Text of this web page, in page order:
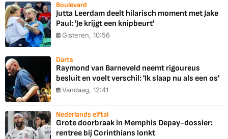
Boulevard
Jutta Leerdam deelt hilarisch moment met Jake
Paul: 'Je krijgt een knipbeurt'
Gisteren, 10:56
Darts
Raymond van Barneveld neemt rigoureus
besluit en voelt verschil: 'Ik slaap nu als een os'
Vandaag, 12:41
Nederlands elftal
Grote doorbraak in Memphis Depay-dossier:
rentree bij Corinthians lonkt